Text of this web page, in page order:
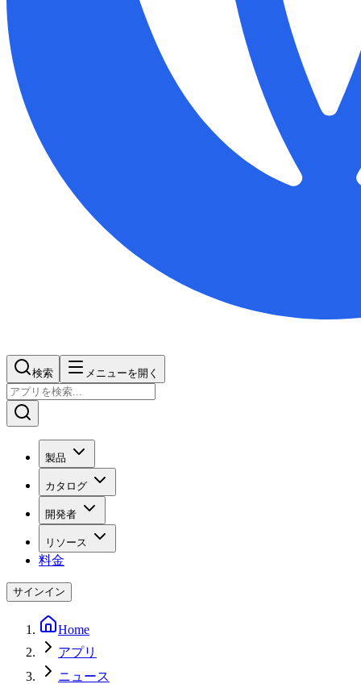
検索 メニューを開く
製品
カタログ
開発者
リソース
料金
サインイン
Home
アプリ
ニュース